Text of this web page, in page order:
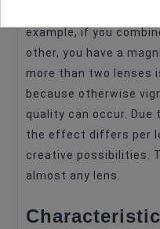
example, if you
other, you have a
more than two lenses
because otherwise
quality can occur.
the effect differs per
creative possibilities.
almost any lens.